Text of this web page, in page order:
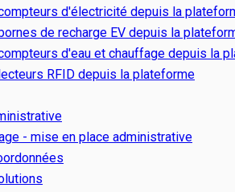
d'électricité depuis la
de recharge EV depuis la
d'eau et chauffage depuis la
RFID depuis la plateforme
- mise en place administrative